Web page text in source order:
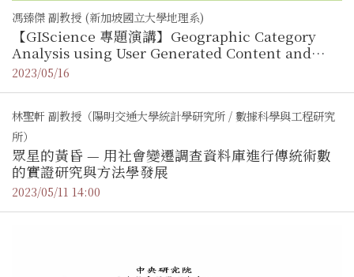
馮臻傑 副教授 (新加坡國立大學地理系)
【GIScience 專題演講】Geographic Category
Analysis using User Generated Content and
Language Tools
2023/05/16
林聖軒 副教授（陽明交通大學統計學研究所 / 數據科學與工程研究
所）
眾星的黃昏 — 用社會變遷調查資料庫進行傳統術數
的實證研究與方法學發展
2023/05/11 14:00